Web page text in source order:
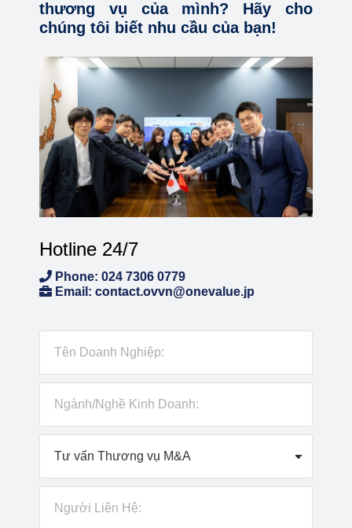
thương vụ của mình? Hãy cho
chúng tôi biết nhu cầu của bạn!
Hotline 24/7
Phone: 024 7306 0779
Email: contact.ovvn@onevalue.jp